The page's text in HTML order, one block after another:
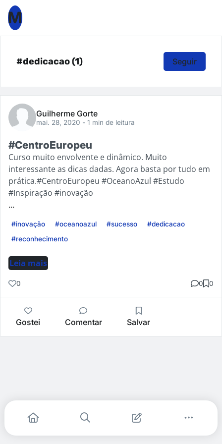
M
#dedicacao (1) Seguir
Guilherme Gorte
mai. 28, 2020 - 1 min de leitura
#CentroEuropeu
Curso muito envolvente e dinâmico. Muito
interessante as dicas dadas. Agora basta por tudo em
prática.#CentroEuropeu #OceanoAzul #Estudo
#Inspiração #inovação
...
#inovação #oceanoazul #sucesso
#dedicacao
#reconhecimento
Leia mais
0 0 0
Gostei Comentar Salvar